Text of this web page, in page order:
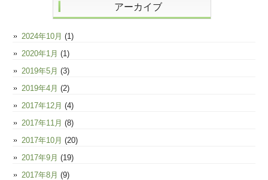
アーカイブ
2024年10月 (1)
2020年1月 (1)
2019年5月 (3)
2019年4月 (2)
2017年12月 (4)
2017年11月 (8)
2017年10月 (20)
2017年9月 (19)
2017年8月 (9)